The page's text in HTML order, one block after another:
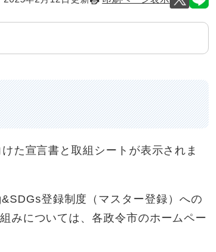
た宣言書と取組シートが表示されま
登録制度（マスター登録）への
みについては、各政令市のホームペー